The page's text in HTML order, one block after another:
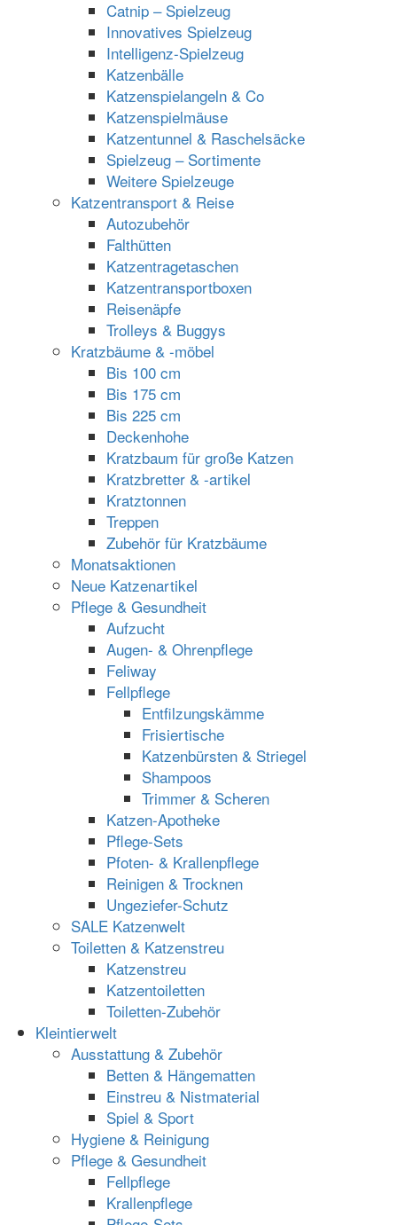
Catnip – Spielzeug
Innovatives Spielzeug
Intelligenz-Spielzeug
Katzenbälle
Katzenspielangeln & Co
Katzenspielmäuse
Katzentunnel & Raschelsäcke
Spielzeug – Sortimente
Weitere Spielzeuge
Katzentransport & Reise
Autozubehör
Falthütten
Katzentragetaschen
Katzentransportboxen
Reisenäpfe
Trolleys & Buggys
Kratzbäume & -möbel
Bis 100 cm
Bis 175 cm
Bis 225 cm
Deckenhohe
Kratzbaum für große Katzen
Kratzbretter & -artikel
Kratztonnen
Treppen
Zubehör für Kratzbäume
Monatsaktionen
Neue Katzenartikel
Pflege & Gesundheit
Aufzucht
Augen- & Ohrenpflege
Feliway
Fellpflege
Entfilzungskämme
Frisiertische
Katzenbürsten & Striegel
Shampoos
Trimmer & Scheren
Katzen-Apotheke
Pflege-Sets
Pfoten- & Krallenpflege
Reinigen & Trocknen
Ungeziefer-Schutz
SALE Katzenwelt
Toiletten & Katzenstreu
Katzenstreu
Katzentoiletten
Toiletten-Zubehör
Kleintierwelt
Ausstattung & Zubehör
Betten & Hängematten
Einstreu & Nistmaterial
Spiel & Sport
Hygiene & Reinigung
Pflege & Gesundheit
Fellpflege
Krallenpflege